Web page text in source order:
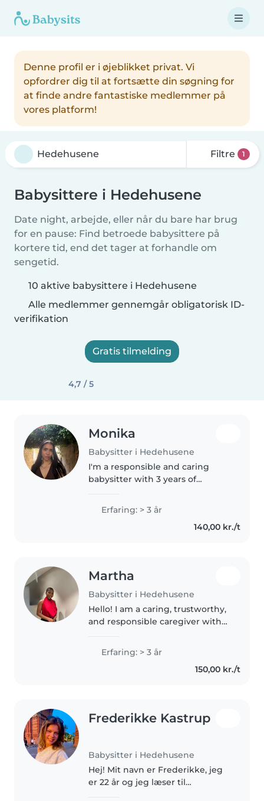
Denne profil er i øjeblikket privat. Vi
opfordrer dig til at fortsætte din søgning for
at finde andre fantastiske medlemmer på
vores platform!
Filtre 1
Babysittere i Hedehusene
Date night, arbejde, eller når du bare har brug
for en pause: Find betroede babysittere på
kortere tid, end det tager at forhandle om
sengetid.
10 aktive babysittere i Hedehusene
Alle medlemmer gennemgår obligatorisk ID-
verifikation
Gratis tilmelding
4,7 / 5
Monika
Babysitter i Hedehusene
I'm a responsible and caring
babysitter with 3 years of
children of all ages. I'm
comfortable with pets, cooking,
chores, and helping with
Erfaring: > 3 år
140,00 kr./t
Martha
Babysitter i Hedehusene
Hello! I am a caring, trustworthy,
and responsible caregiver with
in different settings. I practically
helped raise my younger sister,
Erfaring: > 3 år
150,00 kr./t
Frederikke Kastrup
Babysitter i Hedehusene
Hej! Mit navn er Frederikke, jeg
er 22 år og jeg læser til